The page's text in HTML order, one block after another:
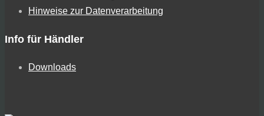
Hinweise zur Datenverarbeitung
Info für Händler
Downloads